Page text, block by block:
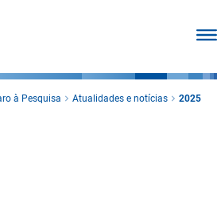
à Pesquisa Atualidades e notícias 2025